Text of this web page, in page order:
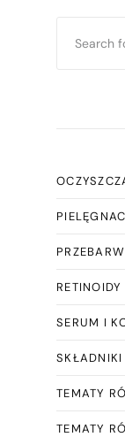
SERUM I
TEMATY
TEMATY